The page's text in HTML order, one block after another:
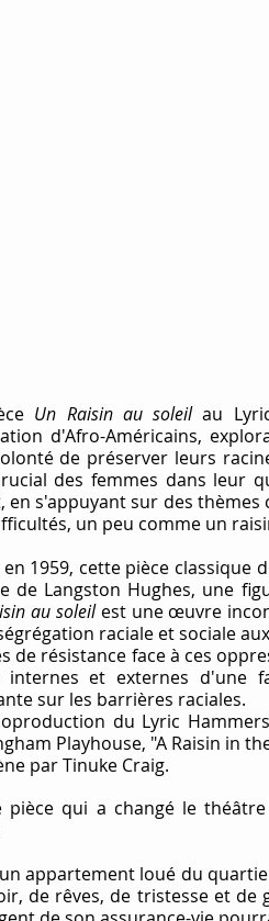
Un Raisin au soleil au
d'Afro-Américains,
de préserver leurs
des femmes dans leur
en s'appuyant sur des
un peu comme un
en 1959, cette pièce
au soleil est une œuvre
raciale et sociale
de résistance face à ces
internes et externes d'une
sur les barrières raciales.
du Lyric
Playhouse, "A Raisin in
par Tinuke Craig.
pièce qui a changé le
appartement loué du
de rêves, de tristesse et de